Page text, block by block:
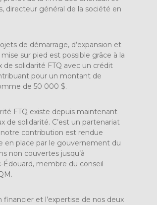
directeur général de la société en
de démarrage, d’expansion et
sur pied est possible grâce à la
solidarité FTQ avec un crédit
pour un montant de
de 50 000 $.
FTQ existe depuis maintenant
de solidarité. C’est un partenariat
contribution est rendue
en place par le gouvernement du
non couvertes jusqu’à
membre du conseil
et l’expertise de nos deux